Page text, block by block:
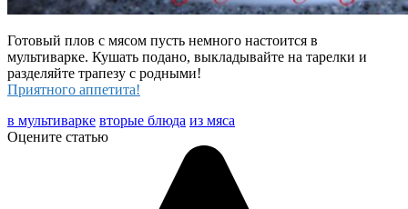
Готовый плов с мясом пусть немного настоится в
мультиварке. Кушать подано, выкладывайте на тарелки и
разделяйте трапезу с родными!
Приятного аппетита!
в мультиварке вторые блюда из мяса
Оцените статью